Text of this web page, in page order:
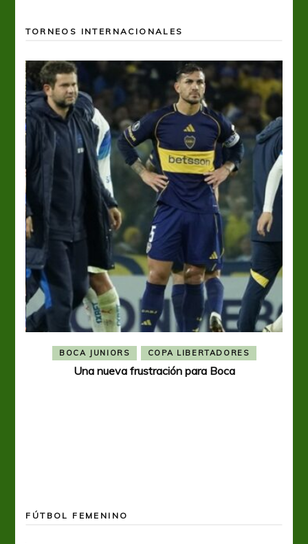
TORNEOS INTERNACIONALES
BOCA JUNIORS COPA LIBERTADORES
Una nueva frustración para Boca
FÚTBOL FEMENINO